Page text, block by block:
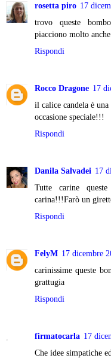
rosetta piro 17
trovo queste
piacciono molto
Rispondi
Rocco Dragone 17
il calice candela è
occasione speciale!!!
Rispondi
Danila Salvadei 17
Tutte carine
carina!!!Farò un
Rispondi
FelyM 17 dicembre
carinissime queste
grattugia
Rispondi
firmatocarla 17
Che idee simpatiche